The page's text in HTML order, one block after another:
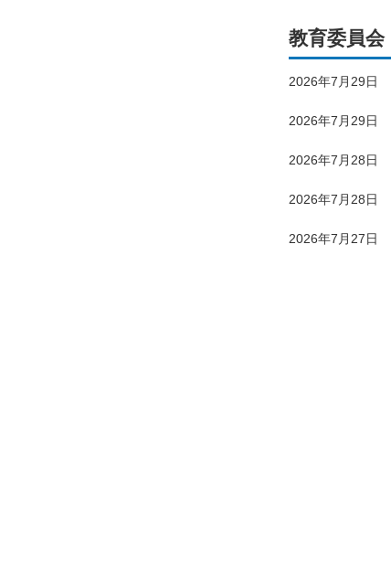
教育委員会
2026年7月29日
2026年7月29日
2026年7月28日
2026年7月28日
2026年7月27日